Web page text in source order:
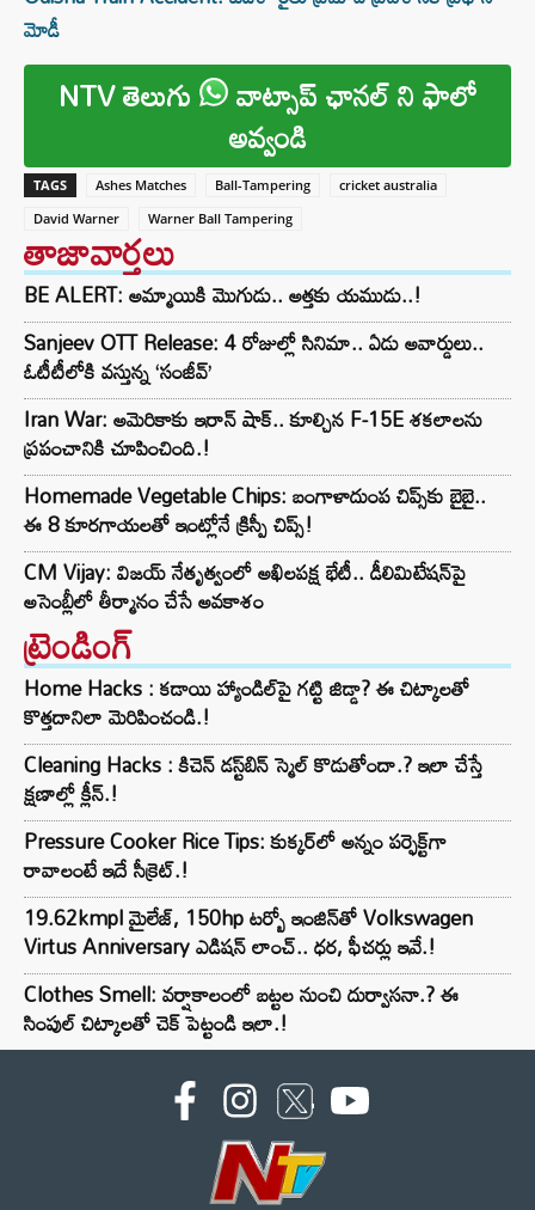
మోడీ
NTV తెలుగు వాట్సాప్ ఛానల్ ని ఫాలో
అవ్వండి
TAGS Ashes Matches Ball-Tampering
cricket australia
David Warner
Warner Ball Tampering
తాజావార్తలు
BE ALERT: అమ్మాయికి మొగుడు.. అత్తకు యముడు..!
Sanjeev OTT Release: 4 రోజుల్లో సినిమా.. ఏడు అవార్డులు..
ఓటీటీలోకి వస్తున్న ‘సంజీవ్’
Iran War: అమెరికాకు ఇరాన్ షాక్.. కూల్చిన F-15E శకలాలను
ప్రపంచానికి చూపించింది.!
Homemade Vegetable Chips: బంగాళాదుంప చిప్స్‌కు బైబై..
ఈ 8 కూరగాయలతో ఇంట్లోనే క్రిస్పీ చిప్స్!
CM Vijay: విజయ్ నేతృత్వంలో అఖిలపక్ష భేటీ.. డీలిమిటేషన్‌పై
అసెంబ్లీలో తీర్మానం చేసే అవకాశం
ట్రెండింగ్‌
Home Hacks : కడాయి హ్యాండిల్‌పై గట్టి జిడ్డా? ఈ చిట్కాలతో
కొత్తదానిలా మెరిపించండి.!
Cleaning Hacks : కిచెన్ డస్ట్‌బిన్ స్మెల్ కొడుతోందా.? ఇలా చేస్తే
క్షణాల్లో క్లీన్.!
Pressure Cooker Rice Tips: కుక్కర్‌లో అన్నం పర్ఫెక్ట్‌గా
రావాలంటే ఇదే సీక్రెట్.!
19.62kmpl మైలేజ్, 150hp టర్బో ఇంజిన్‌తో Volkswagen
Virtus Anniversary ఎడిషన్ లాంచ్.. ధర, ఫీచర్లు ఇవే.!
Clothes Smell: వర్షాకాలంలో బట్టల నుంచి దుర్వాసనా.? ఈ
సింపుల్ చిట్కాలతో చెక్ పెట్టండి ఇలా.!